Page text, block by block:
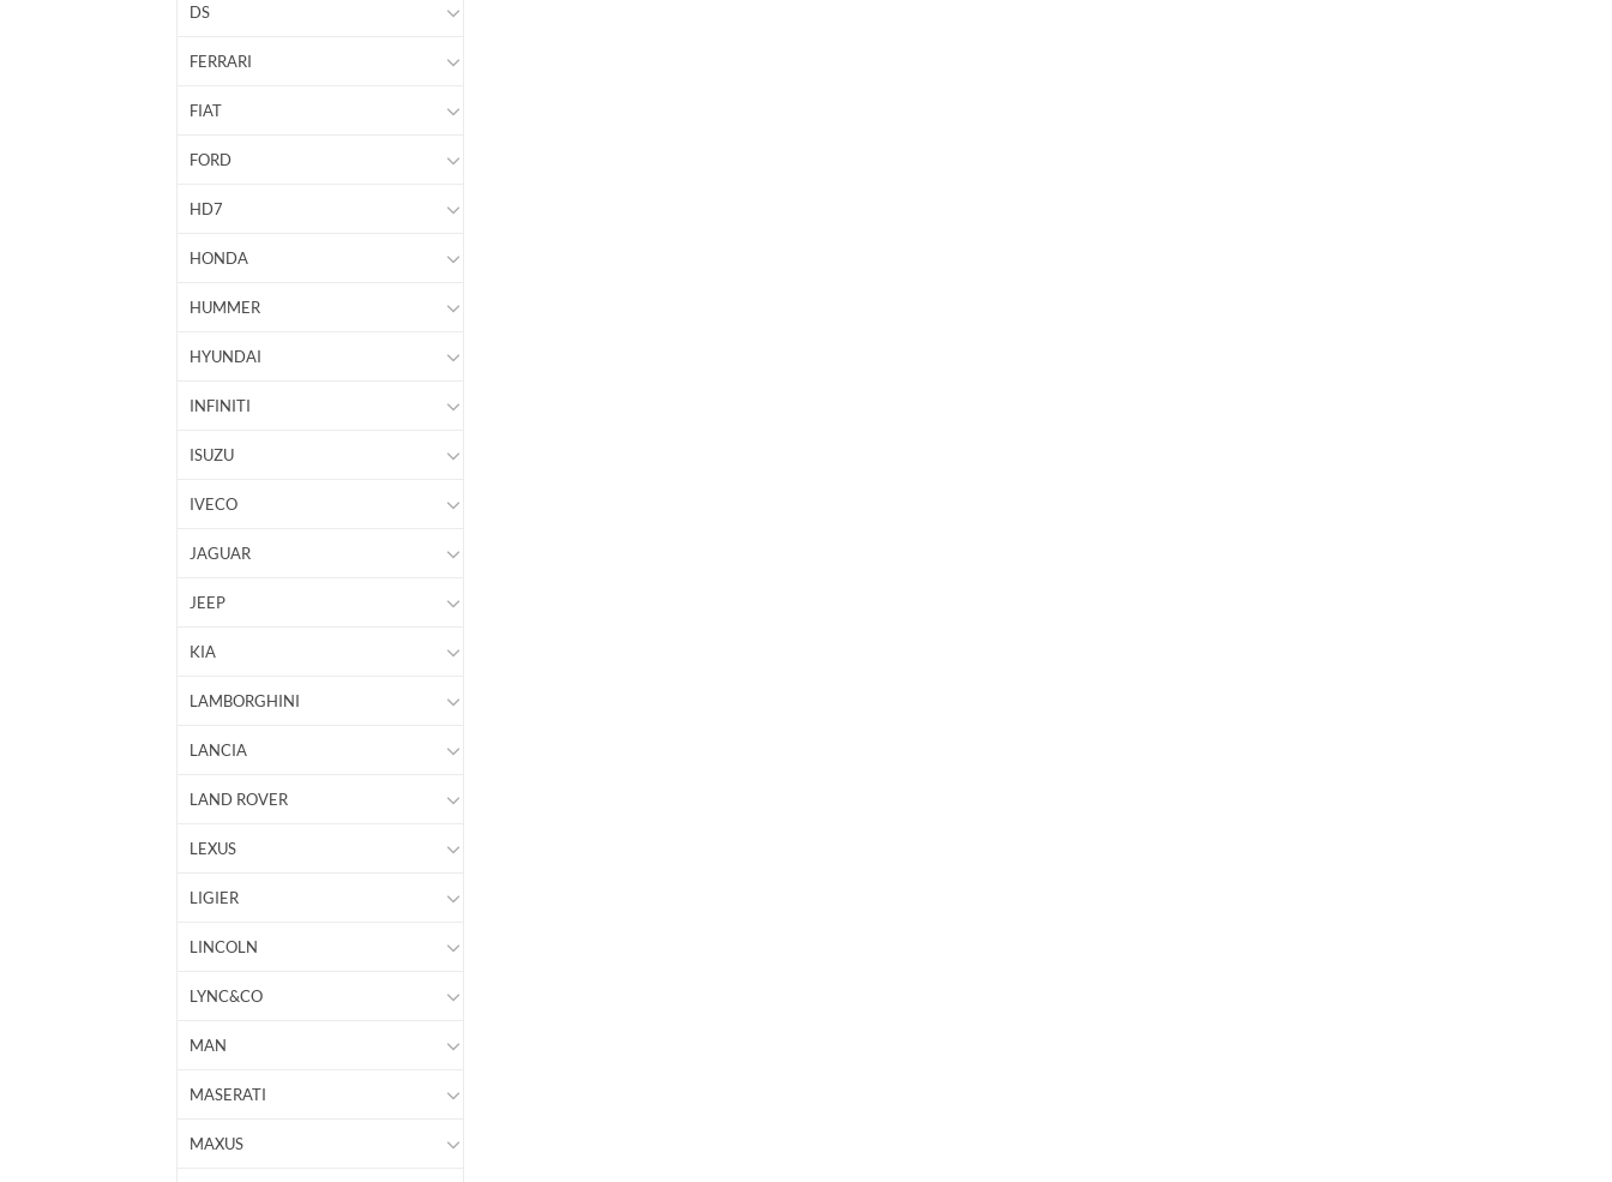
DS
FERRARI
FIAT
FORD
HD7
HONDA
HUMMER
HYUNDAI
INFINITI
ISUZU
IVECO
JAGUAR
JEEP
KIA
LAMBORGHINI
LANCIA
LAND ROVER
LEXUS
LIGIER
LINCOLN
LYNC&CO
MAN
MASERATI
MAXUS